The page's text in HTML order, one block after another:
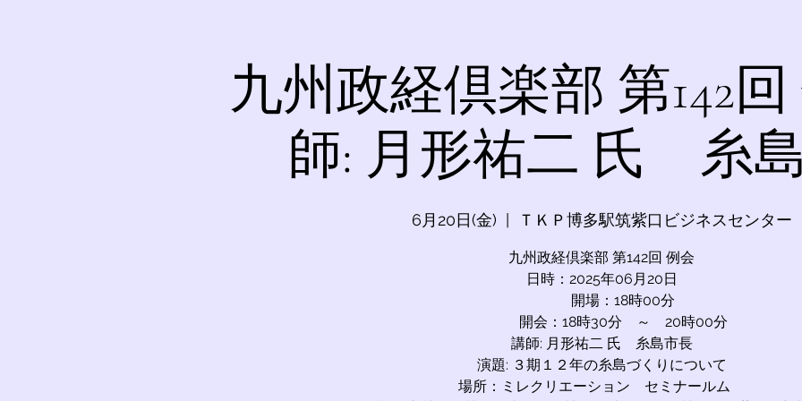
九州政経倶楽部 第142
師: 月形祐二 氏 糸
6月20日(金) ＴＫＰ博多駅筑紫口ビジネスセンター
九州政経倶楽部 第142回 例会
日時：2025年06月20日
開場：18時00分
開会：18時30分 ～ 20時00分
講師: 月形祐二 氏 糸島市長
演題: ３期１２年の糸島づくりについて
場所：ミレクリエーション セミナールム